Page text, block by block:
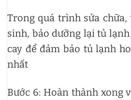
Trong quá trình sửa chữa,
sinh, bảo dưỡng lại tủ
cay để đảm bảo tủ lạnh
nhất
Bước 6: Hoàn thành xong